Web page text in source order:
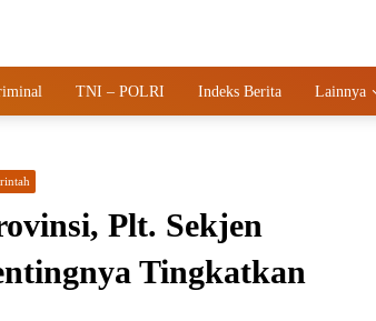
TNI – POLRI Indeks Berita Lainnya
Plt. Sekjen
Tingkatkan